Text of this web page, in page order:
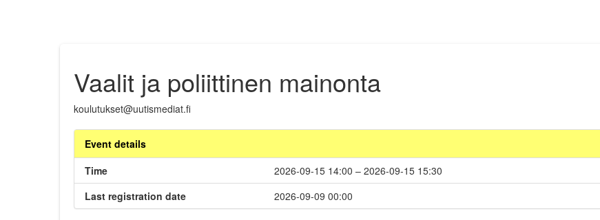
Vaalit ja poliittinen mainonta
koulutukset@uutismediat.fi
Event details
Time
2026-09-15 14:00 – 2026-09-15 15:30
Last registration date
2026-09-09 00:00